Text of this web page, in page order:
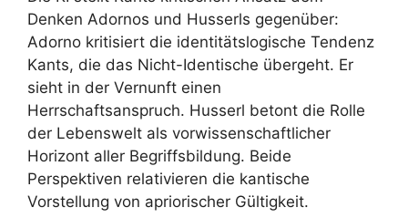
Denken Adornos und Husserls gegenüber:
Adorno kritisiert die identitätslogische Tendenz
Kants, die das Nicht-Identische übergeht. Er
sieht in der Vernunft einen
Herrschaftsanspruch. Husserl betont die Rolle
der Lebenswelt als vorwissenschaftlicher
Horizont aller Begriffsbildung. Beide
Perspektiven relativieren die kantische
Vorstellung von apriorischer Gültigkeit.